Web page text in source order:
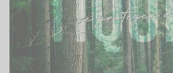
CARTA REGALO